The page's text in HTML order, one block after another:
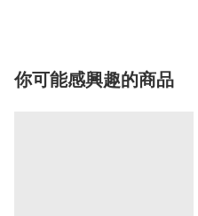
你可能感興趣的商品